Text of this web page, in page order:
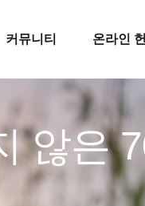
커뮤니티 온라인
않은